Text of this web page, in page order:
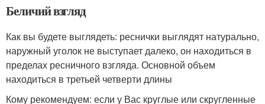
Беличий взгляд
Как вы будете выглядеть: реснички выглядят натурально,
наружный уголок не выступает далеко, он находиться в
пределах ресничного взгляда. Основной объем
находиться в третьей четверти длины
Кому рекомендуем: если у Вас круглые или скругленные